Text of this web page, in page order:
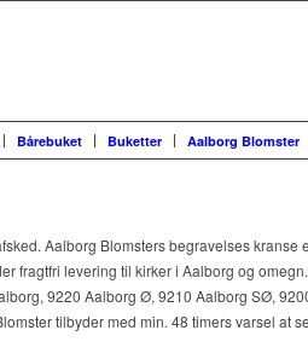
Bårebuket Buketter Aalborg Blomster
Aalborg Blomsters begravelses
fragtfri levering til kirker i Aalborg og
9220 Aalborg Ø, 9210 Aalborg SØ,
tilbyder med min. 48 timers varsel at